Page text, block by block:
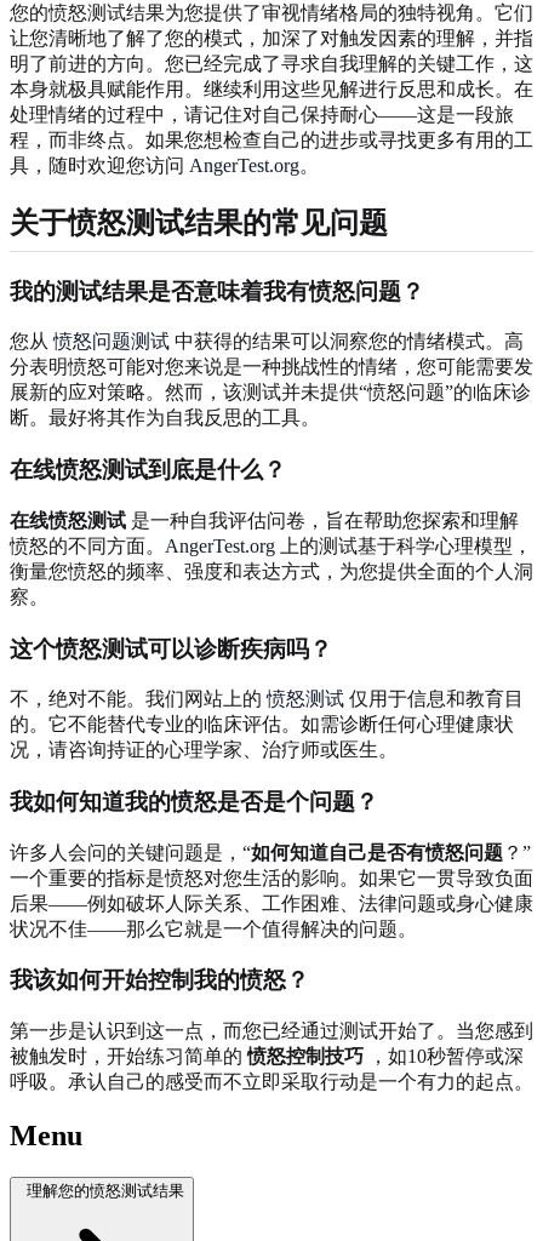
您的愤怒测试结果为您提供了审视情绪格局的独特视角。它们
让您清晰地了解了您的模式，加深了对触发因素的理解，并指
明了前进的方向。您已经完成了寻求自我理解的关键工作，这
本身就极具赋能作用。继续利用这些见解进行反思和成长。在
处理情绪的过程中，请记住对自己保持耐心——这是一段旅
程，而非终点。如果您想检查自己的进步或寻找更多有用的工
具，随时欢迎您访问 AngerTest.org。
关于愤怒测试结果的常见问题
我的测试结果是否意味着我有愤怒问题？
您从愤怒问题测试 中获得的结果可以洞察您的情绪模式。高
分表明愤怒可能对您来说是一种挑战性的情绪，您可能需要发
展新的应对策略。然而，该测试并未提供“愤怒问题”的临床诊
断。最好将其作为自我反思的工具。
在线愤怒测试到底是什么？
在线愤怒测试 是一种自我评估问卷，旨在帮助您探索和理解
愤怒的不同方面。 AngerTest.org 上的测试基于科学心理模型，
衡量您愤怒的频率、强度和表达方式，为您提供全面的个人洞
察。
这个愤怒测试可以诊断疾病吗？
不，绝对不能。我们网站上的愤怒测试 仅用于信息和教育目
的。它不能替代专业的临床评估。如需诊断任何心理健康状
况，请咨询持证的心理学家、治疗师或医生。
我如何知道我的愤怒是否是个问题？
许多人会问的关键问题是，“如何知道自己是否有愤怒问题 ？”
一个重要的指标是愤怒对您生活的影响。如果它一贯导致负面
后果——例如破坏人际关系、工作困难、法律问题或身心健康
状况不佳——那么它就是一个值得解决的问题。
我该如何开始控制我的愤怒？
第一步是认识到这一点，而您已经通过测试开始了。当您感到
被触发时，开始练习简单的愤怒控制技巧
，如10秒暂停或深
呼吸。承认自己的感受而不立即采取行动是一个有力的起点。
Menu
理解您的愤怒测试结果